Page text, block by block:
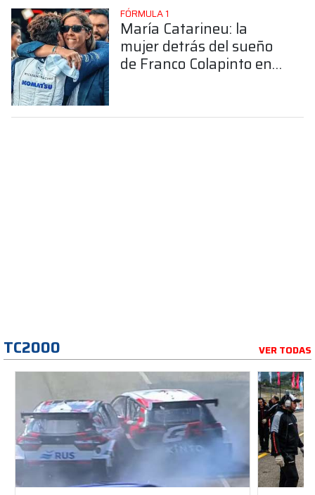
FÓRMULA 1
María Catarineu: la
mujer detrás del sueño
de Franco Colapinto en
TC2000 VER TODAS